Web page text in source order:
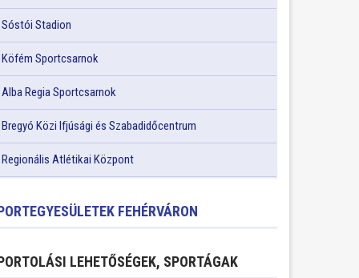
Sóstói Stadion
Köfém Sportcsarnok
Alba Regia Sportcsarnok
Bregyó Közi Ifjúsági és Szabadidőcentrum
Regionális Atlétikai Központ
FEHÉRVÁRON
LEHETŐSÉGEK, SPORTÁGAK